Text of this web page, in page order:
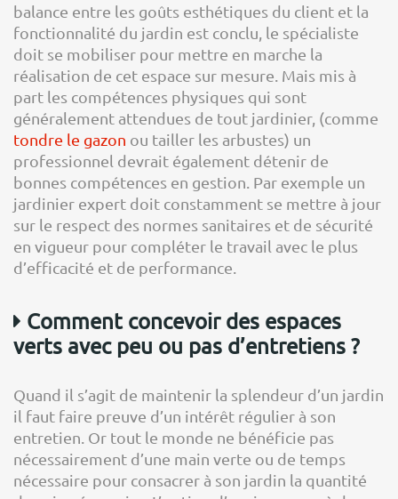
balance entre les goûts esthétiques du client et la
fonctionnalité du jardin est conclu, le spécialiste
doit se mobiliser pour mettre en marche la
réalisation de cet espace sur mesure. Mais mis à
part les compétences physiques qui sont
généralement attendues de tout jardinier, (comme
tondre le gazon ou tailler les arbustes) un
professionnel devrait également détenir de
bonnes compétences en gestion. Par exemple un
jardinier expert doit constamment se mettre à jour
sur le respect des normes sanitaires et de sécurité
en vigueur pour compléter le travail avec le plus
d’efficacité et de performance.
Comment concevoir des espaces
verts avec peu ou pas d’entretiens ?
Quand il s’agit de maintenir la splendeur d’un jardin
il faut faire preuve d’un intérêt régulier à son
entretien. Or tout le monde ne bénéficie pas
nécessairement d’une main verte ou de temps
nécessaire pour consacrer à son jardin la quantité